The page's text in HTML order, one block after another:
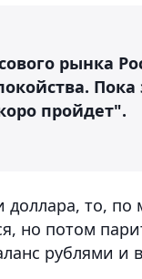
рынка
пройдет".
доллара, то,
но потом
рублями и